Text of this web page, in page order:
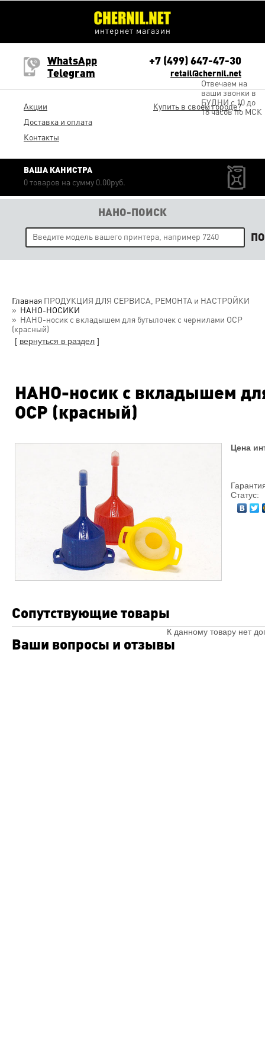
интернет магазин
Акции
Доставка и оплата
Контакты
WhatsApp
Telegram
retail@chernil.net
+7 (499) 647-47-30
Отвечаем на
ваши звонки в
БУДНИ с 10 до
18 часов по МСК
Купить в своем городе?
ВАША КАНИСТРА
0 товаров на сумму 0.00руб.
НАНО-ПОИСК
Главная ПРОДУКЦИЯ ДЛЯ СЕРВИСА, РЕМОНТА и НАСТРОЙКИ
НАНО-НОСИКИ
НАНО-носик c вкладышем для бутылочек с чернилами OCP
(красный)
[ вернуться в раздел ]
НАНО-носик c вкладышем
OCP (красный)
Цена
Статус:
Сопутствующие товары
К данному товару нет
Ваши вопросы и отзывы